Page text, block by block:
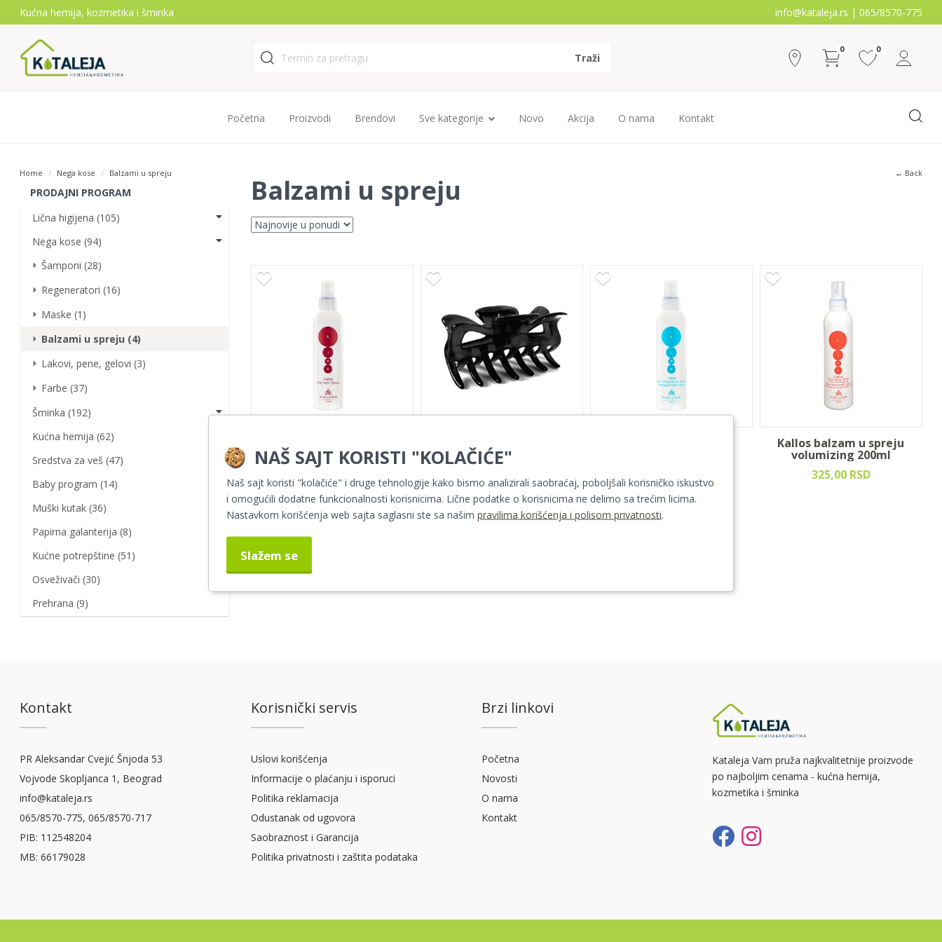
Kućna hemija, kozmetika i šminka info@kataleja.rs | 065/8570-775
0 0
Početna Proizvodi Brendovi Sve kategorije Novo Akcija O nama Kontakt
Home Nega kose Balzami u spreju ← Back
PRODAJNI PROGRAM
Lična higijena (105)
Nega kose (94)
Šamponi (28)
Regeneratori (16)
Maske (1)
Balzami u spreju (4)
Lakovi, pene, gelovi (3)
Farbe (37)
Šminka (192)
Kućna hemija (62)
Sredstva za veš (47)
Baby program (14)
Muški kutak (36)
Papirna galanterija (8)
Kućne potrepštine (51)
Osveživači (30)
Prehrana (9)
Balzami u spreju
iron 200ml
122,00 RSD
Kallos balzam u spreju
volumizing 200ml
325,00 RSD
Kontakt
PR Aleksandar Cvejić Šnjoda 53
Vojvode Skopljanca 1, Beograd
info@kataleja.rs
065/8570-775, 065/8570-717
PIB: 112548204
MB: 66179028
Korisnički servis
Uslovi korišćenja
Informacije o plaćanju i isporuci
Politika reklamacija
Odustanak od ugovora
Saobraznost i Garancija
Politika privatnosti i zaštita podataka
Brzi linkovi
Početna
Novosti
O nama
Kontakt
Kataleja Vam pruža najkvalitetnije proizvode
po najboljim cenama - kućna hemija,
kozmetika i šminka
NAŠ SAJT KORISTI "KOLAČIĆE"
Naš sajt koristi "kolačiće" i druge tehnologije kako bismo analizirali saobraćaj, poboljšali korisničko iskustvo
i omogućili dodatne funkcionalnosti korisnicima. Lične podatke o korisnicima ne delimo sa trećim licima.
Nastavkom korišćenja web sajta saglasni ste sa našim pravilima korišćenja i polisom privatnosti.
Slažem se